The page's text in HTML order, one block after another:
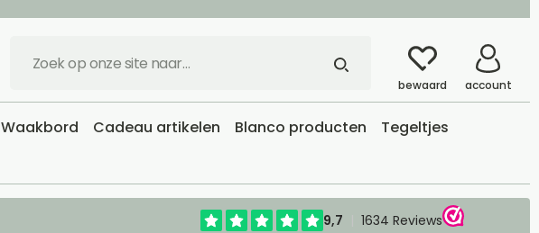
bewaard account
Waakbord Cadeau artikelen Blanco producten
Tegeltjes